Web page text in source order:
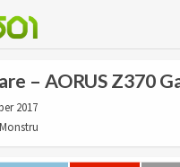
– AORUS Z370
2017